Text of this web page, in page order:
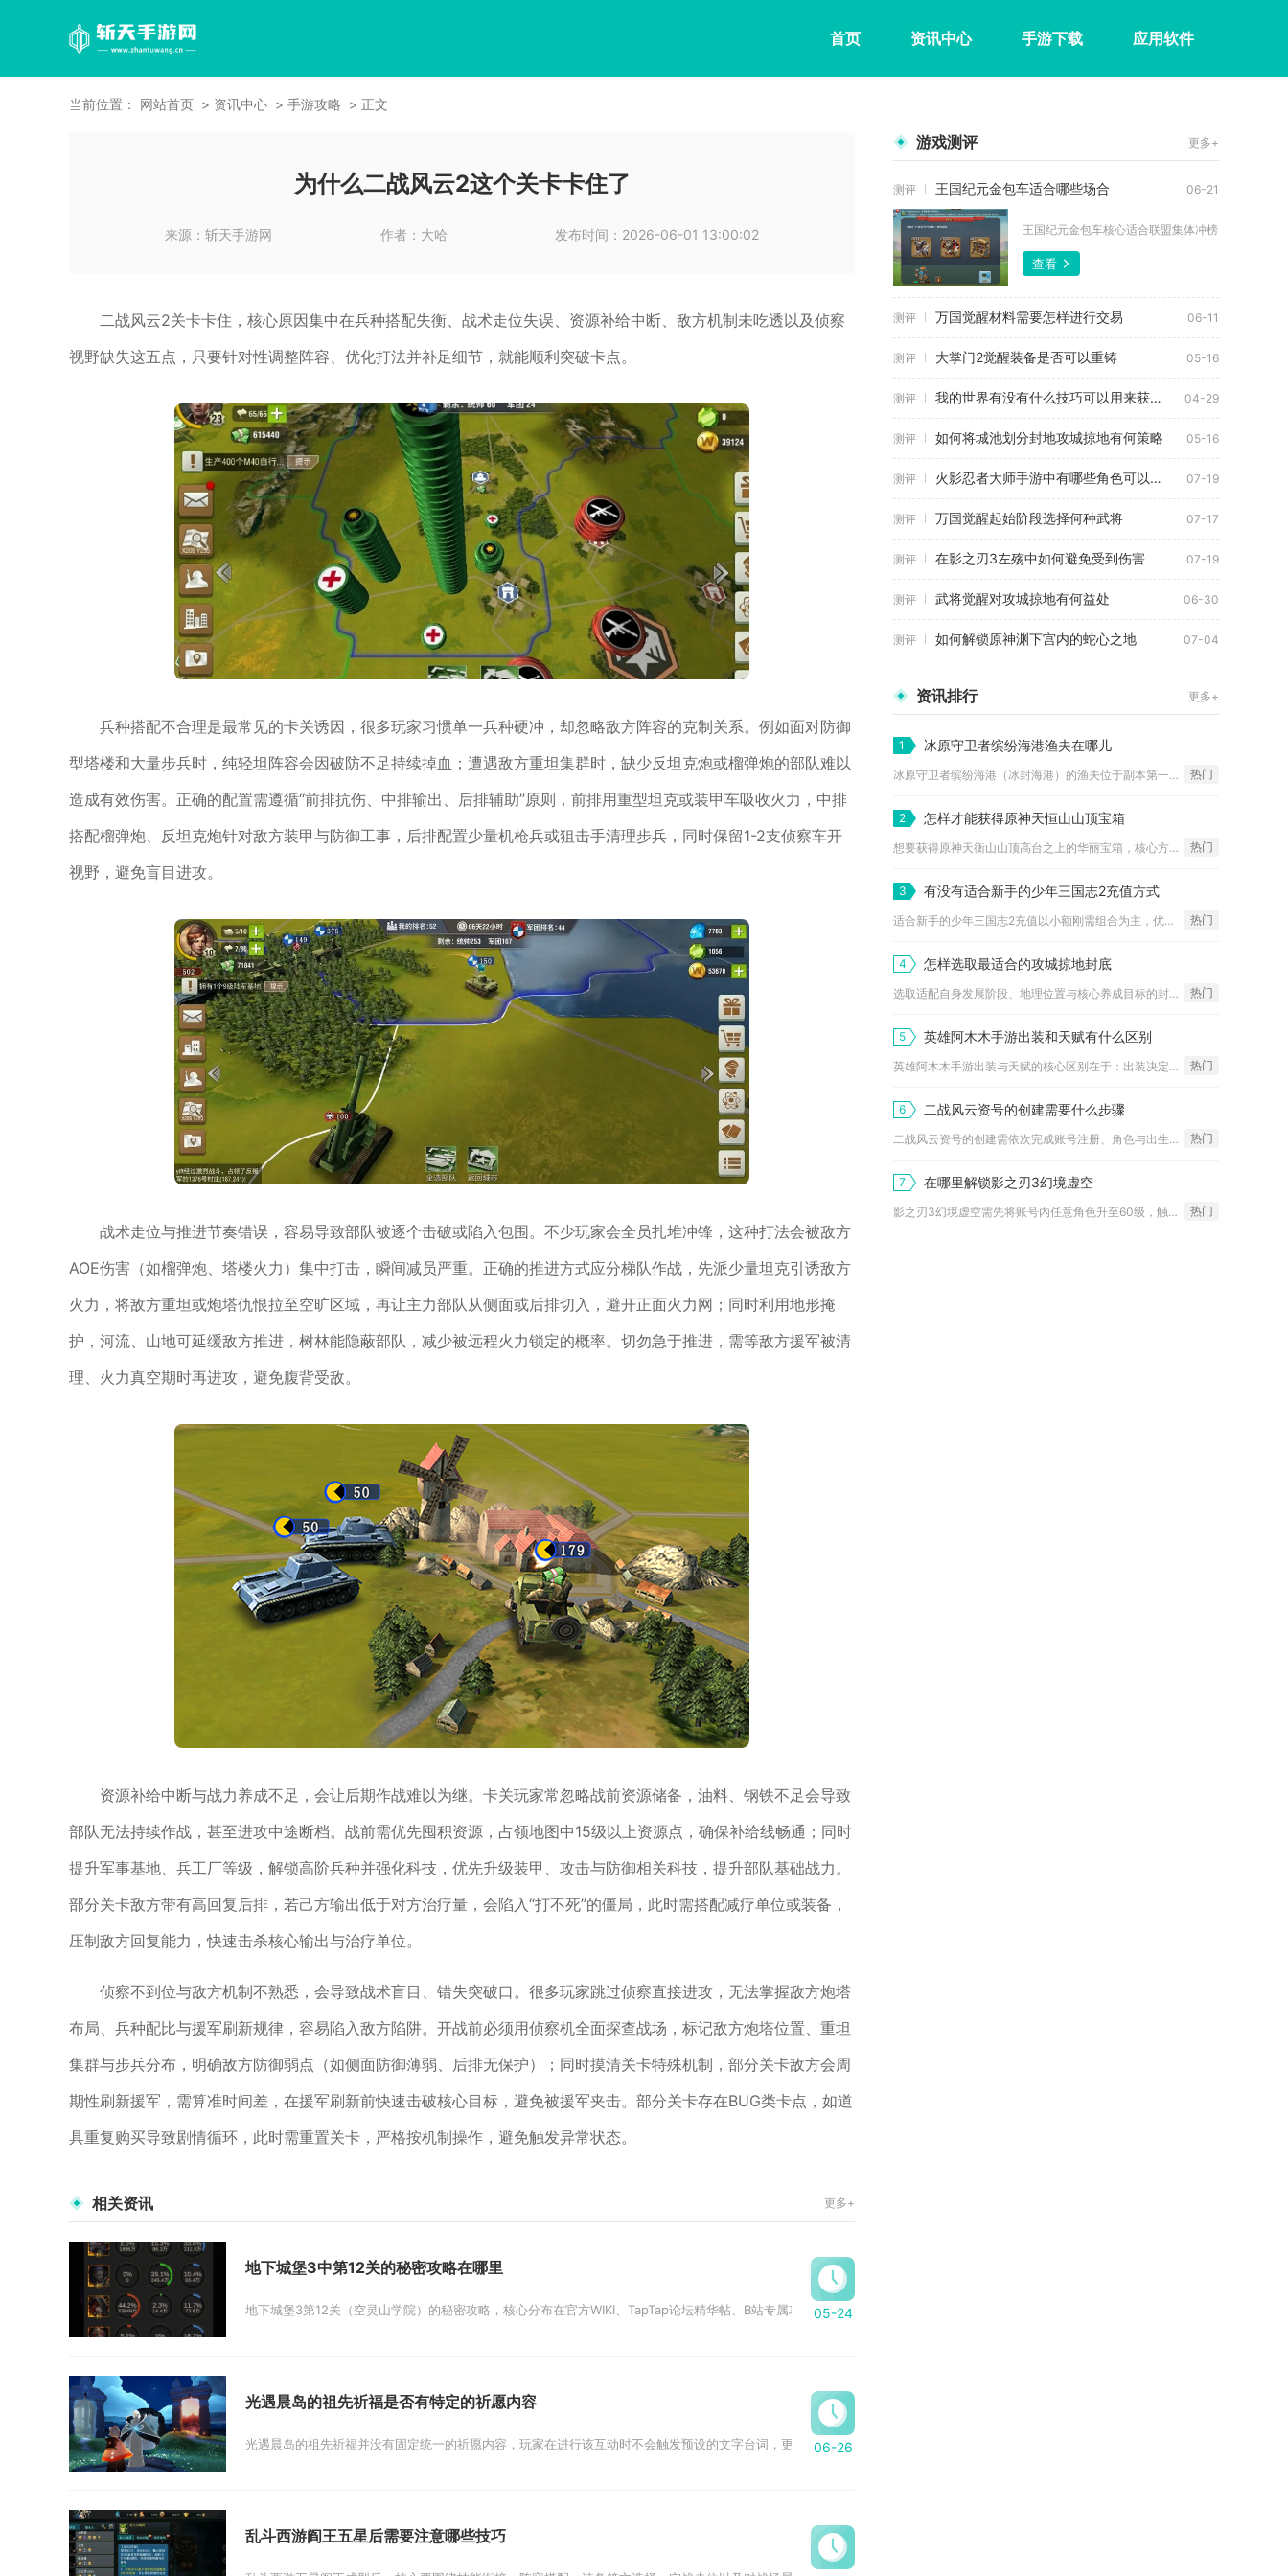
首页 资讯中心 手游下载 应用软件
当前位置： 网站首页 资讯中心 手游攻略 正文
为什么二战风云2这个关卡卡住了
来源： 斩天手游网 作者： 大哈 发布时间： 2026-06-01 13:00:02
二战风云2关卡卡住，核心原因集中在兵种搭配失衡、战术走位失误、资源补给中断、敌方机制未吃透以及侦察
视野缺失这五点，只要针对性调整阵容、优化打法并补足细节，就能顺利突破卡点。
兵种搭配不合理是最常见的卡关诱因，很多玩家习惯单一兵种硬冲，却忽略敌方阵容的克制关系。例如面对防御
型塔楼和大量步兵时，纯轻坦阵容会因破防不足持续掉血；遭遇敌方重坦集群时，缺少反坦克炮或榴弹炮的部队难以
造成有效伤害。正确的配置需遵循“前排抗伤、中排输出、后排辅助”原则，前排用重型坦克或装甲车吸收火力，中排
搭配榴弹炮、反坦克炮针对敌方装甲与防御工事，后排配置少量机枪兵或狙击手清理步兵，同时保留1-2支侦察车开
视野，避免盲目进攻。
战术走位与推进节奏错误，容易导致部队被逐个击破或陷入包围。不少玩家会全员扎堆冲锋，这种打法会被敌方
AOE伤害（如榴弹炮、塔楼火力）集中打击，瞬间减员严重。正确的推进方式应分梯队作战，先派少量坦克引诱敌方
火力，将敌方重坦或炮塔仇恨拉至空旷区域，再让主力部队从侧面或后排切入，避开正面火力网；同时利用地形掩
护，河流、山地可延缓敌方推进，树林能隐蔽部队，减少被远程火力锁定的概率。切勿急于推进，需等敌方援军被清
理、火力真空期时再进攻，避免腹背受敌。
资源补给中断与战力养成不足，会让后期作战难以为继。卡关玩家常忽略战前资源储备，油料、钢铁不足会导致
部队无法持续作战，甚至进攻中途断档。战前需优先囤积资源，占领地图中15级以上资源点，确保补给线畅通；同时
提升军事基地、兵工厂等级，解锁高阶兵种并强化科技，优先升级装甲、攻击与防御相关科技，提升部队基础战力。
部分关卡敌方带有高回复后排，若己方输出低于对方治疗量，会陷入“打不死”的僵局，此时需搭配减疗单位或装备，
压制敌方回复能力，快速击杀核心输出与治疗单位。
侦察不到位与敌方机制不熟悉，会导致战术盲目、错失突破口。很多玩家跳过侦察直接进攻，无法掌握敌方炮塔
布局、兵种配比与援军刷新规律，容易陷入敌方陷阱。开战前必须用侦察机全面探查战场，标记敌方炮塔位置、重坦
集群与步兵分布，明确敌方防御弱点（如侧面防御薄弱、后排无保护）；同时摸清关卡特殊机制，部分关卡敌方会周
期性刷新援军，需算准时间差，在援军刷新前快速击破核心目标，避免被援军夹击。部分关卡存在BUG类卡点，如道
具重复购买导致剧情循环，此时需重置关卡，严格按机制操作，避免触发异常状态。
相关资讯 更多+
地下城堡3中第12关的秘密攻略在哪里
地下城堡3第12关（空灵山学院）的秘密攻略，核心分布在官方WIKI、TapTap论坛精华帖、B站专属攻略区三大渠道，关键...
05-24
光遇晨岛的祖先祈福是否有特定的祈愿内容
光遇晨岛的祖先祈福并没有固定统一的祈愿内容，玩家在进行该互动时不会触发预设的文字台词，更多依靠场景氛围、先祖动作与玩家自...
06-26
乱斗西游阎王五星后需要注意哪些技巧
游戏测评 更多+
测评 王国纪元金包车适合哪些场合 06-21
王国纪元金包车核心适合联盟集体冲榜、新区快速
查看
测评 万国觉醒材料需要怎样进行交易 06-11
测评 大掌门2觉醒装备是否可以重铸 05-16
测评 我的世界有没有什么技巧可以用来获取极品马 04-29
测评 如何将城池划分封地攻城掠地有何策略 05-16
测评 火影忍者大师手游中有哪些角色可以选择 07-19
测评 万国觉醒起始阶段选择何种武将 07-17
测评 在影之刃3左殇中如何避免受到伤害 07-19
测评 武将觉醒对攻城掠地有何益处 06-30
测评 如何解锁原神渊下宫内的蛇心之地 07-04
资讯排行 更多+
1 冰原守卫者缤纷海港渔夫在哪儿
冰原守卫者缤纷海港（冰封海港）的渔夫位于副本第一层（图一）的... 热门
2 怎样才能获得原神天恒山山顶宝箱
想要获得原神天衡山山顶高台之上的华丽宝箱，核心方式是点燃宝箱... 热门
3 有没有适合新手的少年三国志2充值方式
适合新手的少年三国志2充值以小额刚需组合为主，优先首充、双月... 热门
4 怎样选取最适合的攻城掠地封底
选取适配自身发展阶段、地理位置与核心养成目标的封地，优先锁定... 热门
5 英雄阿木木手游出装和天赋有什么区别
英雄阿木木手游出装与天赋的核心区别在于：出装决定坦度、伤害类... 热门
6 二战风云资号的创建需要什么步骤
二战风云资号的创建需依次完成账号注册、角色与出生点选择、主城... 热门
7 在哪里解锁影之刃3幻境虚空
影之刃3幻境虚空需先将账号内任意角色升至60级，触发重塑虚空... 热门